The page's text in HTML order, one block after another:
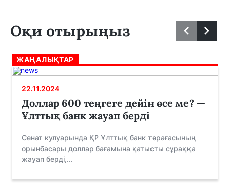
Оқи отырыңыз
ЖАҢАЛЫҚТАР
22.11.2024
Доллар 600 теңгеге дейін өсе ме? —
Ұлттық банк жауап берді
Сенат кулуарында ҚР Ұлттық банк төрағасының
орынбасары доллар бағамына қатысты сұраққа
жауап берді,...